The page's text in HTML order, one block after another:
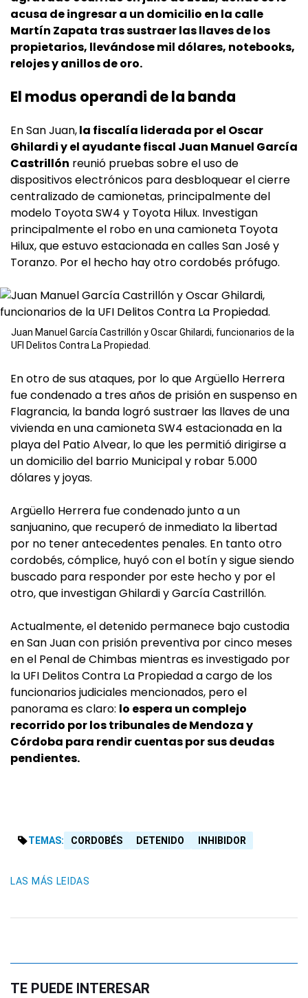
acusa de ingresar a un domicilio en la calle
Martín Zapata tras sustraer las llaves de los
propietarios, llevándose mil dólares, notebooks,
relojes y anillos de oro.
El modus operandi de la banda
En San Juan,la fiscalía liderada por el Oscar
Ghilardi y el ayudante fiscal Juan Manuel García
Castrillón reunió pruebas sobre el uso de
dispositivos electrónicos para desbloquear el cierre
centralizado de camionetas, principalmente del
modelo Toyota SW4 y Toyota Hilux. Investigan
principalmente el robo en una camioneta Toyota
Hilux, que estuvo estacionada en calles San José y
Toranzo. Por el hecho hay otro cordobés prófugo.
Juan Manuel García Castrillón y Oscar Ghilardi, funcionarios de la
UFI Delitos Contra La Propiedad.
En otro de sus ataques, por lo que Argüello Herrera
fue condenado a tres años de prisión en suspenso en
Flagrancia, la banda logró sustraer las llaves de una
vivienda en una camioneta SW4 estacionada en la
playa del Patio Alvear, lo que les permitió dirigirse a
un domicilio del barrio Municipal y robar 5.000
dólares y joyas.
Argüello Herrera fue condenado junto a un
sanjuanino, que recuperó de inmediato la libertad
por no tener antecedentes penales. En tanto otro
cordobés, cómplice, huyó con el botín y sigue siendo
buscado para responder por este hecho y por el
otro, que investigan Ghilardi y García Castrillón.
Actualmente, el detenido permanece bajo custodia
en San Juan con prisión preventiva por cinco meses
en el Penal de Chimbas mientras es investigado por
la UFI Delitos Contra La Propiedad a cargo de los
funcionarios judiciales mencionados, pero el
panorama es claro: lo espera un complejo
recorrido por los tribunales de Mendoza y
Córdoba para rendir cuentas por sus deudas
pendientes.
TEMAS: CORDOBÉS DETENIDO INHIBIDOR
LAS MÁS LEIDAS
TE PUEDE INTERESAR